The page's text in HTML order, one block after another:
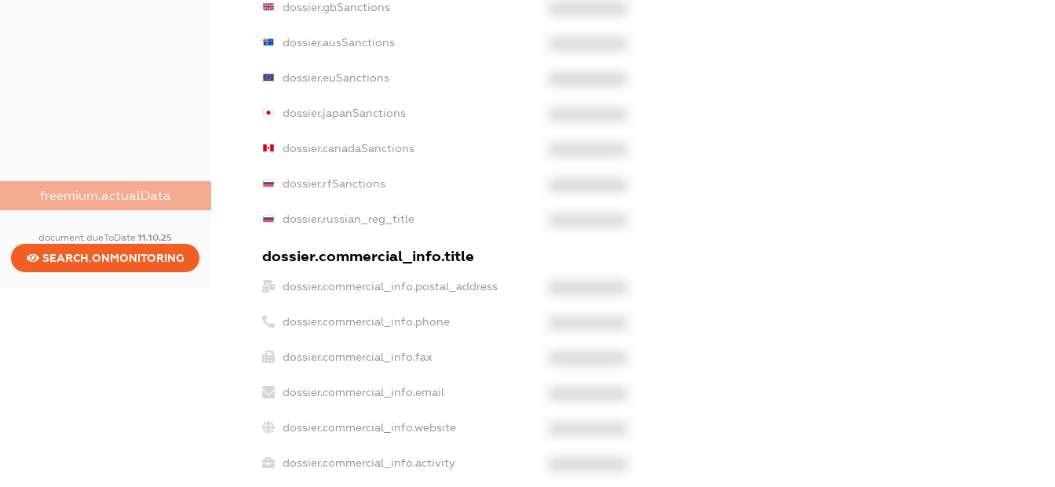
freemium.actualData
document.dueToDate11.10.25
SEARCH.ONMONITORING
dossier.gbSanctions
dossier.ausSanctions
dossier.euSanctions
dossier.japanSanctions
dossier.canadaSanctions
dossier.rfSanctions
dossier.russian_reg_title
dossier.commercial_info.title
dossier.commercial_info.postal_address
dossier.commercial_info.phone
dossier.commercial_info.fax
dossier.commercial_info.email
dossier.commercial_info.website
dossier.commercial_info.activity